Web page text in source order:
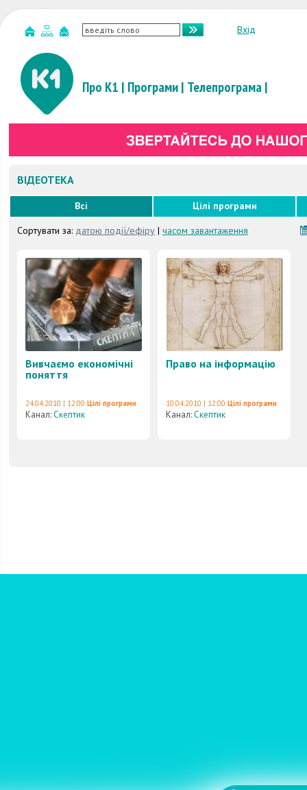
Вхід
Про К1 | Програми| Телепрограма|
ВІДЕОТЕКА
Всі
Цілі програми
Сортувати за: датою події/ефіру | часом завантаження
Вивчаємо економічні
поняття
24.04.2010 | 12:00 Цілі програми
Канал:Скептик
Право на інформацію
10.04.2010 | 12:00 Цілі програми
Канал:Скептик